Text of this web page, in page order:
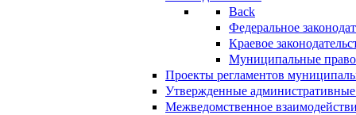
Back
Федеральное
Краевое
Муниципальные
Проекты регламентов
Утвержденные
Межведомственное